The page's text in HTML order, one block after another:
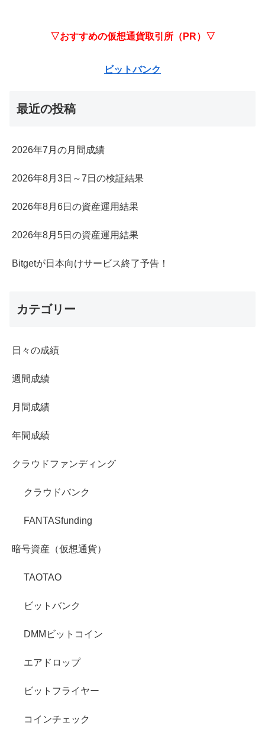
▽おすすめの仮想通貨取引所（PR）▽
ビットバンク
最近の投稿
2026年7月の月間成績
2026年8月3日～7日の検証結果
2026年8月6日の資産運用結果
2026年8月5日の資産運用結果
Bitgetが日本向けサービス終了予告！
カテゴリー
日々の成績
週間成績
月間成績
年間成績
クラウドファンディング
クラウドバンク
FANTASfunding
暗号資産（仮想通貨）
TAOTAO
ビットバンク
DMMビットコイン
エアドロップ
ビットフライヤー
コインチェック